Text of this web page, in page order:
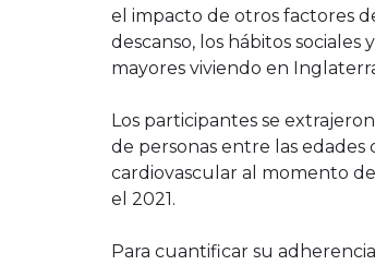
el impacto de otros factores
descanso, los hábitos sociales
mayores viviendo en
Los participantes se
de personas entre las
cardiovascular al momento
el 2021.
Para cuantificar su